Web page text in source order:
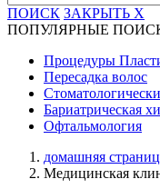
ПОИСК ЗАКРЫТЬ X
ПОПУЛЯРНЫЕ
Процедуры
Пересадка волос
Бариатрическая
Офтальмология
домашняя
Медицинская